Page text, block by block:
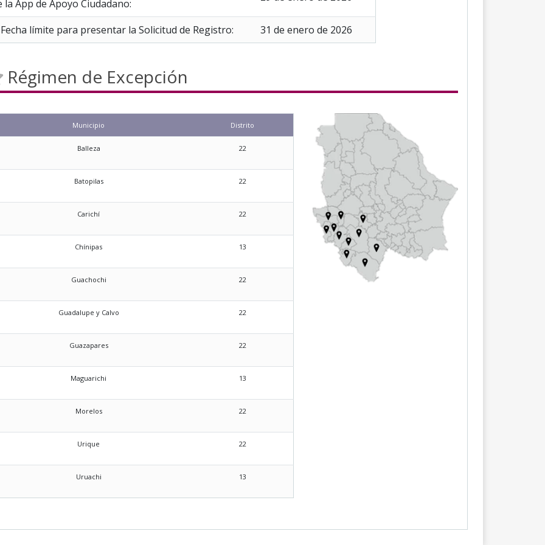
la App de Apoyo Ciudadano:
Fecha límite para presentar la Solicitud de Registro: 31 de enero de 2026
Régimen de Excepción
Municipio Distrito
Balleza 22
Batopilas 22
Carichí 22
Chínipas 13
Guachochi 22
Guadalupe y Calvo 22
Guazapares 22
Maguarichi 13
Morelos 22
Urique 22
Uruachi 13